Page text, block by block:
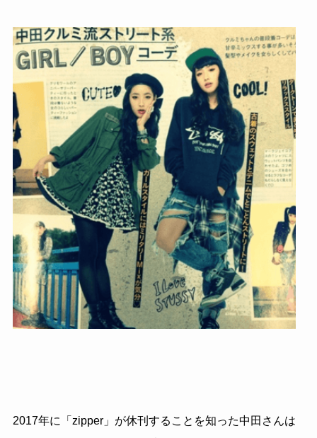
2017年に「zipper」が休刊することを知った中田さんは